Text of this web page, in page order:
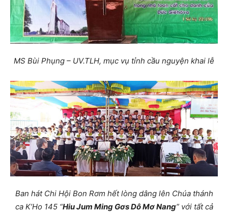
MS Bùi Phụng – UV.TLH, mục vụ tỉnh cầu nguyện khai lễ
Ban hát Chi Hội Bon Rơm hết lòng dâng lên Chúa thánh
ca K’Ho 145 “Hiu Jum Ming Gơs Dô Mơ Nang” với tất cả